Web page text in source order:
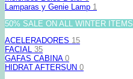
Lamparas y Genie Lamp 1
50% SALE ON ALL WINTER ITEMS
ACELERADORES 15
FACIAL 35
GAFAS CABINA 0
HIDRAT AFTERSUN 0